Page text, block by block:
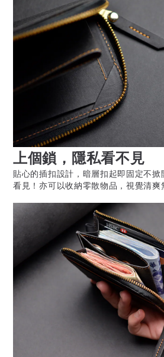
上個鎖，隱私看不見
貼心的插扣設計，暗層扣起即固定不
看見！亦可以收納零散物品，視覺清爽